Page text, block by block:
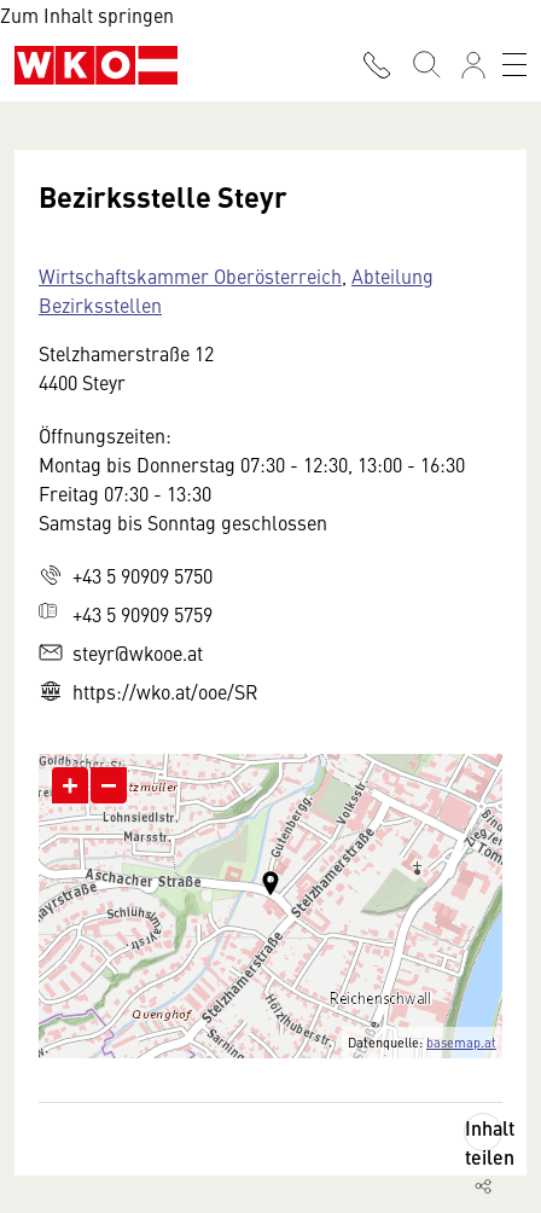
Zum Inhalt springen
+ −
Datenquelle:basemap.at
Bezirksstelle Steyr
Wirtschaftskammer Oberösterreich Abteilung
Bezirksstellen
Stelzhamerstraße 12
4400 Steyr
Öffnungszeiten:
Montag bis Donnerstag 07:30 - 12:30, 13:00 - 16:30
Freitag 07:30 - 13:30
Samstag bis Sonntag geschlossen
+43 5 90909 5750
+43 5 90909 5759
steyr@wkooe.at
https://wko.at/ooe/SR
Inhalt
teilen